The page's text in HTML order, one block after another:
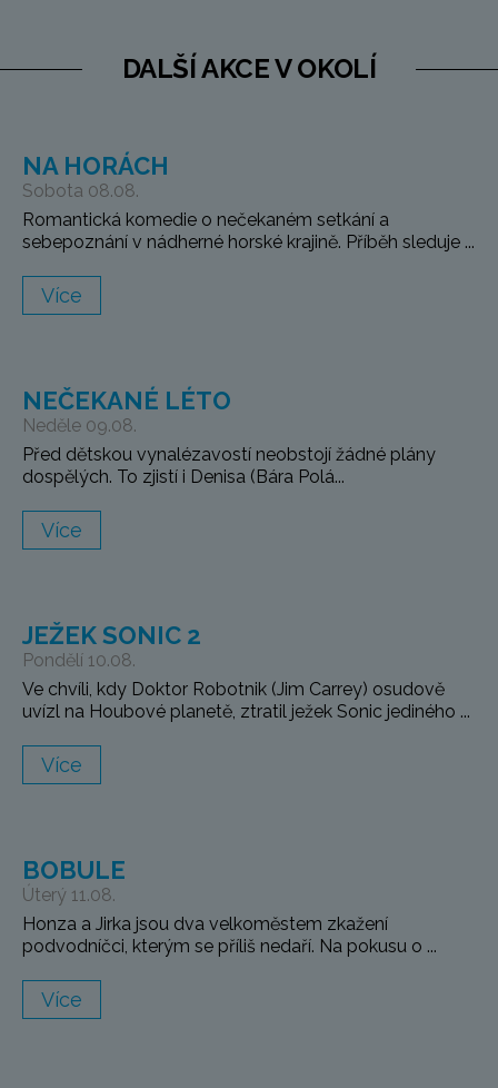
DALŠÍ AKCE V OKOLÍ
NA HORÁCH
Sobota 08.08.
Romantická komedie o nečekaném setkání a
sebepoznání v nádherné horské krajině. Příběh sleduje ...
Více
NEČEKANÉ LÉTO
Neděle 09.08.
Před dětskou vynalézavostí neobstojí žádné plány
dospělých. To zjistí i Denisa (Bára Polá...
Více
JEŽEK SONIC 2
Pondělí 10.08.
Ve chvíli, kdy Doktor Robotnik (Jim Carrey) osudově
uvízl na Houbové planetě, ztratil ježek Sonic jediného ...
Více
BOBULE
Úterý 11.08.
Honza a Jirka jsou dva velkoměstem zkažení
podvodníčci, kterým se příliš nedaří. Na pokusu o ...
Více